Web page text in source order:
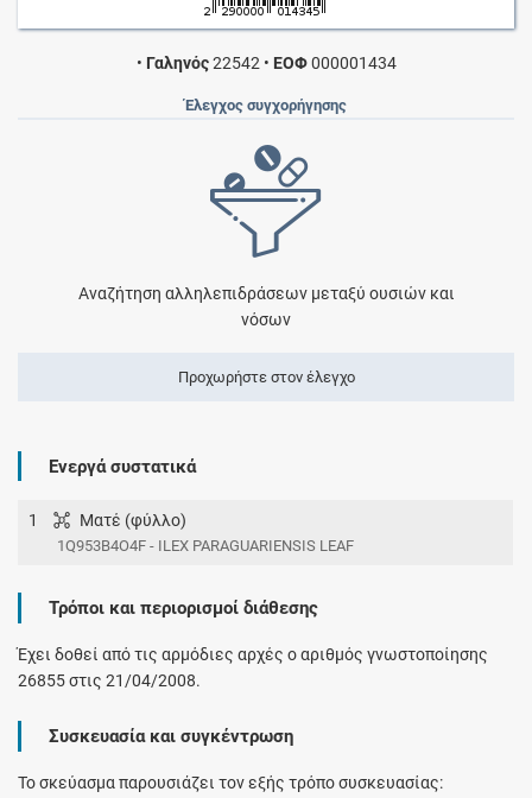
• Γαληνός22542 • ΕΟΦ000001434
Έλεγχος συγχορήγησης
Αναζήτηση αλληλεπιδράσεων μεταξύ ουσιών και
νόσων
Προχωρήστε στον έλεγχο
Ενεργά συστατικά
1 Ματέ (φύλλο)
1Q953B4O4F - ILEX PARAGUARIENSIS LEAF
Τρόποι και περιορισμοί διάθεσης
Έχει δοθεί από τις αρμόδιες αρχές ο αριθμός γνωστοποίησης
26855 στις 21/04/2008.
Συσκευασία και συγκέντρωση
Το σκεύασμα παρουσιάζει τον εξής τρόπο συσκευασίας: